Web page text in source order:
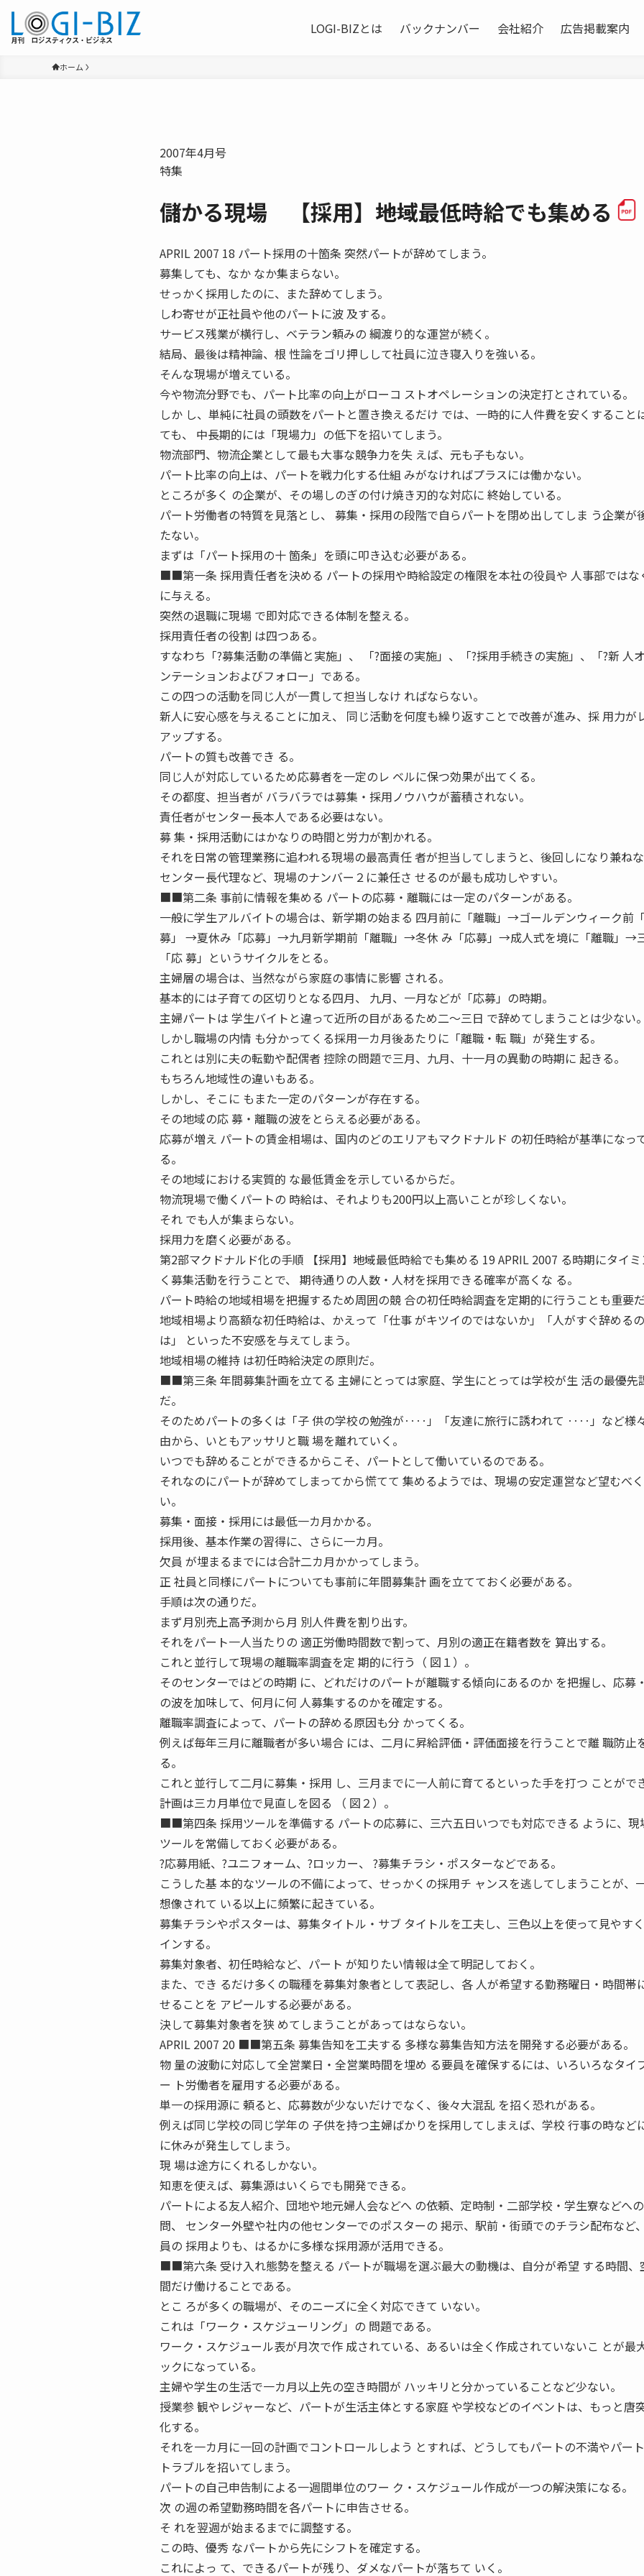
LOGI-BIZとは バックナンバー 会社紹介 広告掲載案内
ホーム
2007年4月号
特集
儲かる現場 【採用】――地域最低時給でも集める
APRIL 2007 18 パート採用の十箇条 突然パートが辞めてしまう。
募集しても、なか なか集まらない。
せっかく採用したのに、また辞めてしまう。
しわ寄せが正社員や他のパートに波 及する。
サービス残業が横行し、ベテラン頼みの 綱渡り的な運営が続く。
結局、最後は精神論、根 性論をゴリ押しして社員に泣き寝入りを強いる。
そんな現場が増えている。
今や物流分野でも、パート比率の向上がローコ ストオペレーションの決定打とされている。
しか し、単純に社員の頭数をパートと置き換えるだけ では、一時的に人件費を安くすること
ても、 中長期的には「現場力」の低下を招いてしまう。
物流部門、物流企業として最も大事な競争力を失 えば、元も子もない。
パート比率の向上は、パートを戦力化する仕組 みがなければプラスには働かない。
ところが多く の企業が、その場しのぎの付け焼き刃的な対応に 終始している。
パート労働者の特質を見落とし、 募集・採用の段階で自らパートを閉め出してしま う企業が
たない。
まずは「パート採用の十 箇条」を頭に叩き込む必要がある。
■■第一条 採用責任者を決める パートの採用や時給設定の権限を本社の役員や 人事部ではな
に与える。
突然の退職に現場 で即対応できる体制を整える。
採用責任者の役割 は四つある。
すなわち「?募集活動の準備と実施」、 「?面接の実施」、「?採用手続きの実施」、「?新 人
ンテーションおよびフォロー」である。
この四つの活動を同じ人が一貫して担当しなけ ればならない。
新人に安心感を与えることに加え、 同じ活動を何度も繰り返すことで改善が進み、採 用力が
アップする。
パートの質も改善でき る。
同じ人が対応しているため応募者を一定のレ ベルに保つ効果が出てくる。
その都度、担当者が バラバラでは募集・採用ノウハウが蓄積されない。
責任者がセンター長本人である必要はない。
募 集・採用活動にはかなりの時間と労力が割かれる。
それを日常の管理業務に追われる現場の最高責任 者が担当してしまうと、後回しになり兼ねな
センター長代理など、現場のナンバー２に兼任さ せるのが最も成功しやすい。
■■第二条 事前に情報を集める パートの応募・離職には一定のパターンがある。
一般に学生アルバイトの場合は、新学期の始まる 四月前に「離職」→ゴールデンウィーク前
募」 →夏休み「応募」→九月新学期前「離職」→冬休 み「応募」→成人式を境に「離職」→
「応 募」というサイクルをとる。
主婦層の場合は、当然ながら家庭の事情に影響 される。
基本的には子育ての区切りとなる四月、 九月、一月などが「応募」の時期。
主婦パートは 学生バイトと違って近所の目があるため二〜三日 で辞めてしまうことは少ない。
しかし職場の内情 も分かってくる採用一カ月後あたりに「離職・転 職」が発生する。
これとは別に夫の転勤や配偶者 控除の問題で三月、九月、十一月の異動の時期に 起きる。
もちろん地域性の違いもある。
しかし、そこに もまた一定のパターンが存在する。
その地域の応 募・離職の波をとらえる必要がある。
応募が増え パートの賃金相場は、国内のどのエリアもマクドナルド の初任時給が基準になっ
る。
その地域における実質的 な最低賃金を示しているからだ。
物流現場で働くパートの 時給は、それよりも200円以上高いことが珍しくない。
それ でも人が集まらない。
採用力を磨く必要がある。
第2部マクドナルド化の手順 【採用】――地域最低時給でも集める 19 APRIL 2007 る時期にタイ
く募集活動を行うことで、 期待通りの人数・人材を採用できる確率が高くな る。
パート時給の地域相場を把握するため周囲の競 合の初任時給調査を定期的に行うことも重要だ
地域相場より高額な初任時給は、かえって「仕事 がキツイのではないか」「人がすぐ辞める
は」 といった不安感を与えてしまう。
地域相場の維持 は初任時給決定の原則だ。
■■第三条 年間募集計画を立てる 主婦にとっては家庭、学生にとっては学校が生 活の最優先
だ。
そのためパートの多くは「子 供の学校の勉強が‥‥」「友達に旅行に誘われて ‥‥」など様
由から、いともアッサリと職 場を離れていく。
いつでも辞めることができるからこそ、パートとして働いているのである。
それなのにパートが辞めてしまってから慌てて 集めるようでは、現場の安定運営など望むべ
い。
募集・面接・採用には最低一カ月かかる。
採用後、基本作業の習得に、さらに一カ月。
欠員 が埋まるまでには合計二カ月かかってしまう。
正 社員と同様にパートについても事前に年間募集計 画を立てておく必要がある。
手順は次の通りだ。
まず月別売上高予測から月 別人件費を割り出す。
それをパート一人当たりの 適正労働時間数で割って、月別の適正在籍者数を 算出する。
これと並行して現場の離職率調査を定 期的に行う（ 図１）。
そのセンターではどの時期 に、どれだけのパートが離職する傾向にあるのか を把握し、応募
の波を加味して、何月に何 人募集するのかを確定する。
離職率調査によって、パートの辞める原因も分 かってくる。
例えば毎年三月に離職者が多い場合 には、二月に昇給評価・評価面接を行うことで離 職防止
る。
これと並行して二月に募集・採用 し、三月までに一人前に育てるといった手を打つ ことがで
計画は三カ月単位で見直しを図る （ 図２）。
■■第四条 採用ツールを準備する パートの応募に、三六五日いつでも対応できる ように、現
ツールを常備しておく必要がある。
?応募用紙、?ユニフォーム、?ロッカー、 ?募集チラシ・ポスターなどである。
こうした基 本的なツールの不備によって、せっかくの採用チ ャンスを逃してしまうことが、
想像されて いる以上に頻繁に起きている。
募集チラシやポスターは、募集タイトル・サブ タイトルを工夫し、三色以上を使って見やす
インする。
募集対象者、初任時給など、パート が知りたい情報は全て明記しておく。
また、でき るだけ多くの職種を募集対象者として表記し、各 人が希望する勤務曜日・時間帯
せることを アピールする必要がある。
決して募集対象者を狭 めてしまうことがあってはならない。
APRIL 2007 20 ■■第五条 募集告知を工夫する 多様な募集告知方法を開発する必要がある。
物 量の波動に対応して全営業日・全営業時間を埋め る要員を確保するには、いろいろなタイ
ー ト労働者を雇用する必要がある。
単一の採用源に 頼ると、応募数が少ないだけでなく、後々大混乱 を招く恐れがある。
例えば同じ学校の同じ学年の 子供を持つ主婦ばかりを採用してしまえば、学校 行事の時など
に休みが発生してしまう。
現 場は途方にくれるしかない。
知恵を使えば、募集源はいくらでも開発できる。
パートによる友人紹介、団地や地元婦人会などへ の依頼、定時制・二部学校・学生寮などへ
問、 センター外壁や社内の他センターでのポスターの 掲示、駅前・街頭でのチラシ配布など
員の 採用よりも、はるかに多様な採用源が活用できる。
■■第六条 受け入れ態勢を整える パートが職場を選ぶ最大の動機は、自分が希望 する時間、
間だけ働けることである。
とこ ろが多くの職場が、そのニーズに全く対応できて いない。
これは「ワーク・スケジューリング」の 問題である。
ワーク・スケジュール表が月次で作 成されている、あるいは全く作成されていないこ とが最
ックになっている。
主婦や学生の生活で一カ月以上先の空き時間が ハッキリと分かっていることなど少ない。
授業参 観やレジャーなど、パートが生活主体とする家庭 や学校などのイベントは、もっと唐
化する。
それを一カ月に一回の計画でコントロールしよう とすれば、どうしてもパートの不満やパー
トラブルを招いてしまう。
パートの自己申告制による一週間単位のワー ク・スケジュール作成が一つの解決策になる。
次 の週の希望勤務時間を各パートに申告させる。
そ れを翌週が始まるまでに調整する。
この時、優秀 なパートから先にシフトを確定する。
これによっ て、できるパートが残り、ダメなパートが落ちて いく。